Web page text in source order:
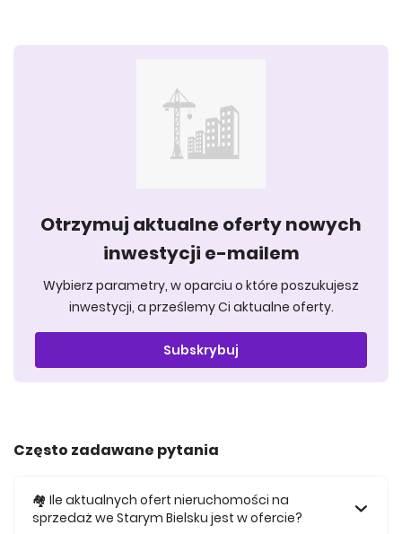
Otrzymuj aktualne oferty nowych
inwestycji e-mailem
Wybierz parametry, w oparciu o które poszukujesz
inwestycji, a prześlemy Ci aktualne oferty.
Subskrybuj
Często zadawane pytania
🏘️ Ile aktualnych ofert nieruchomości na
sprzedaż we Starym Bielsku jest w ofercie?